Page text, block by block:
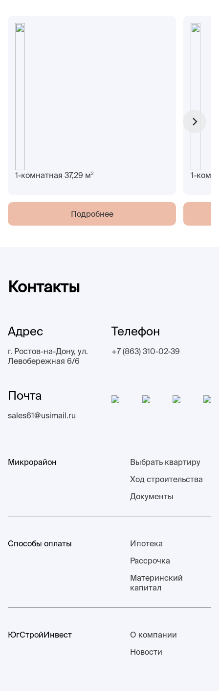
1-комнатная 37,29 м2
Подробнее
1-
Контакты
Адрес
г. Ростов-на-Дону, ул.
Левобережная 6/6
Телефон
+7 (863) 310-02-39
Почта
sales61@usimail.ru
Микрорайон
Выбрать квартиру
Ход строительства
Документы
Способы оплаты
Ипотека
Рассрочка
Материнский
капитал
ЮгСтройИнвест
О компании
Новости